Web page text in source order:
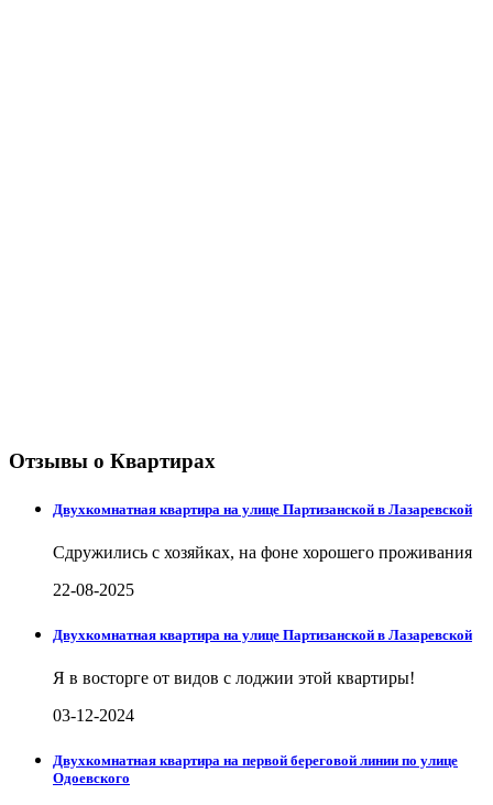
Отзывы о Квартирах
Двухкомнатная квартира на улице Партизанской в Лазаревской
Сдружились с хозяйках, на фоне хорошего проживания
22-08-2025
Двухкомнатная квартира на улице Партизанской в Лазаревской
Я в восторге от видов с лоджии этой квартиры!
03-12-2024
Двухкомнатная квартира на первой береговой линии по улице
Одоевского